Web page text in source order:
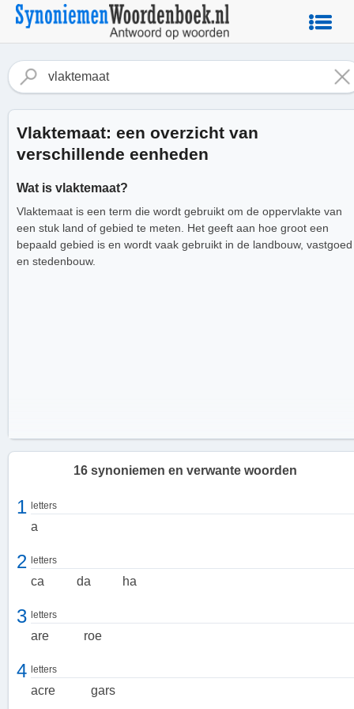
Vlaktemaat: een overzicht van
verschillende eenheden
Wat is vlaktemaat?
Vlaktemaat is een term die wordt gebruikt om de oppervlakte van
een stuk land of gebied te meten. Het geeft aan hoe groot een
bepaald gebied is en wordt vaak gebruikt in de landbouw, vastgoed
en stedenbouw.
Er zijn verschillende eenheden van vlaktemaat die worden gebruikt
in verschillende landen en regio's. Hieronder volgt een overzicht
16 synoniemen en verwante woorden
1 letters
a
2 letters
ca da ha
3 letters
are roe
4 letters
acre gars